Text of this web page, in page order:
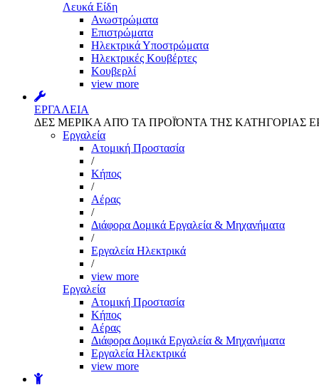
Λευκά Είδη
Ανωστρώματα
Επιστρώματα
Ηλεκτρικά Υποστρώματα
Ηλεκτρικές Κουβέρτες
Κουβερλί
view more
ΕΡΓΑΛΕΙΑ
ΔΕΣ ΜΕΡΙΚΑ ΑΠΌ ΤΑ ΠΡΟΪΌΝΤΑ ΤΗΣ ΚΑΤΗΓΟΡΙΑΣ
Εργαλεία
Aτομική Προστασία
/
Kήπος
/
Αέρας
/
Διάφορα Δομικά Εργαλεία & Μηχανήματα
/
Εργαλεία Ηλεκτρικά
/
view more
Εργαλεία
Aτομική Προστασία
Kήπος
Αέρας
Διάφορα Δομικά Εργαλεία & Μηχανήματα
Εργαλεία Ηλεκτρικά
view more